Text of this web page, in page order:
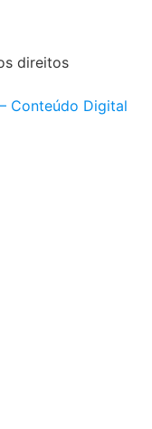
direitos
Conteúdo Digital